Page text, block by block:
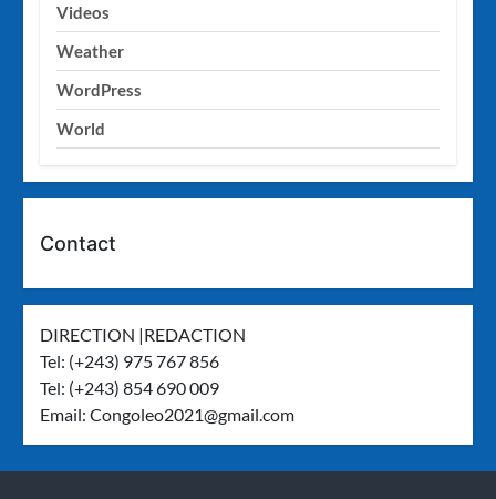
Videos
Weather
WordPress
World
Contact
DIRECTION |REDACTION
Tel: (+243) 975 767 856
Tel: (+243) 854 690 009
Email:Congoleo2021@gmail.com